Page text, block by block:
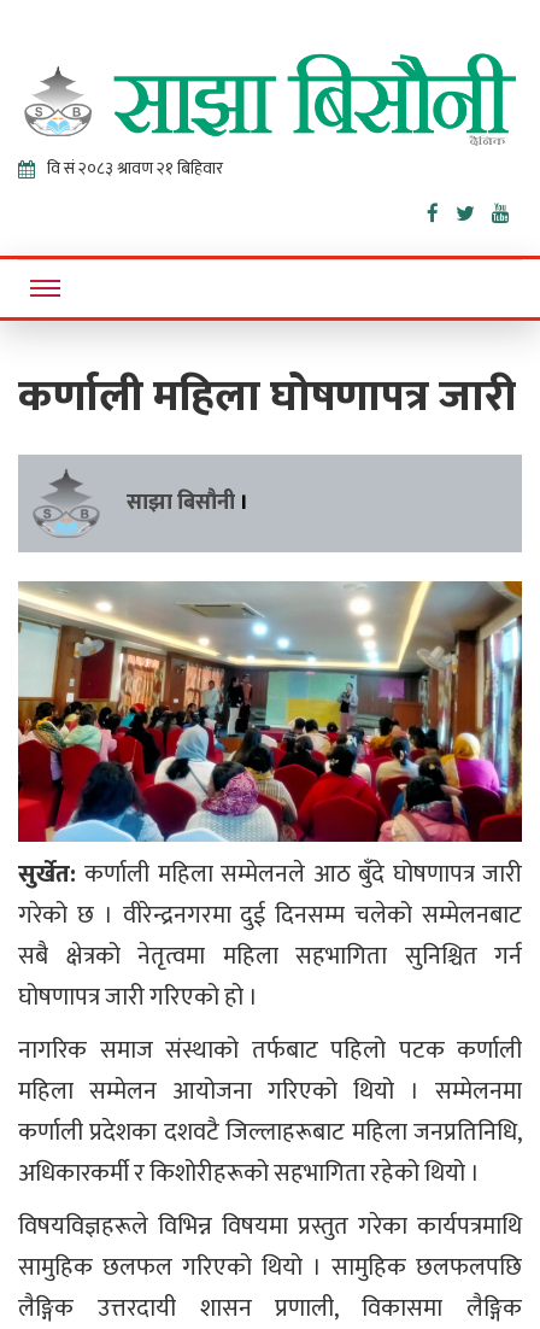
Sajha
Bisaunee
Online News Portal
कर्णाली महिला घोषणापत्र जारी
साझा बिसौनी ।
सुर्खेत:कर्णाली महिला सम्मेलनले आठ बुँदे घोषणापत्र जारी
गरेको छ । वीरेन्द्रनगरमा दुई दिनसम्म चलेको सम्मेलनबाट
सबै क्षेत्रको नेतृत्वमा महिला सहभागिता सुनिश्चित गर्न
घोषणापत्र जारी गरिएको हो ।
नागरिक समाज संस्थाको तर्फबाट पहिलो पटक कर्णाली
महिला सम्मेलन आयोजना गरिएको थियो । सम्मेलनमा
कर्णाली प्रदेशका दशवटै जिल्लाहरूबाट महिला जनप्रतिनिधि,
अधिकारकर्मी र किशोरीहरूको सहभागिता रहेको थियो ।
विषयविज्ञहरूले विभिन्न विषयमा प्रस्तुत गरेका कार्यपत्रमाथि
सामुहिक छलफल गरिएको थियो । सामुहिक छलफलपछि
लैङ्गिक उत्तरदायी शासन प्रणाली, विकासमा लैङ्गिक